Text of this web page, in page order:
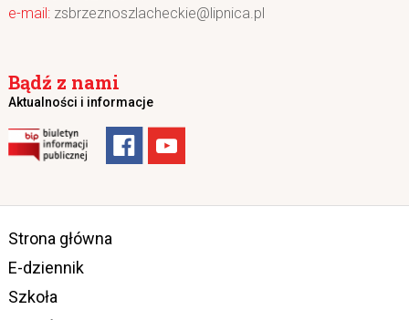
zsbrzeznoszlacheckie@lipnica.pl
Bądź z nami
Aktualności i informacje
Strona główna
E-dziennik
Szkoła